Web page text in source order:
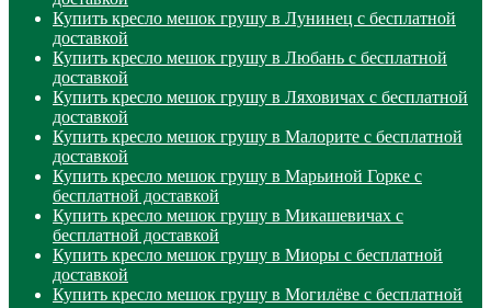
Купить кресло мешок грушу в Лунинец с бесплатной
доставкой
Купить кресло мешок грушу в Любань с бесплатной
доставкой
Купить кресло мешок грушу в Ляховичах с бесплатной
доставкой
Купить кресло мешок грушу в Малорите с бесплатной
доставкой
Купить кресло мешок грушу в Марьиной Горке с
бесплатной доставкой
Купить кресло мешок грушу в Микашевичах с
бесплатной доставкой
Купить кресло мешок грушу в Миоры с бесплатной
доставкой
Купить кресло мешок грушу в Могилёве с бесплатной